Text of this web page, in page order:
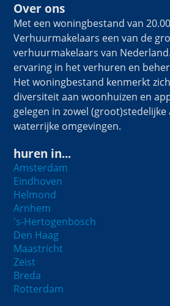
Over ons
Met een woningbestand van
Verhuurmakelaars een van de
verhuurmakelaars van
ervaring in het verhuren en
Het woningbestand kenmerkt
diversiteit aan woonhuizen en
gelegen in zowel
waterrijke omgevingen.
huren in...
Amsterdam
Eindhoven
Helmond
Arnhem
's-Hertogenbosch
Den Haag
Maastricht
Zeist
Breda
Rotterdam